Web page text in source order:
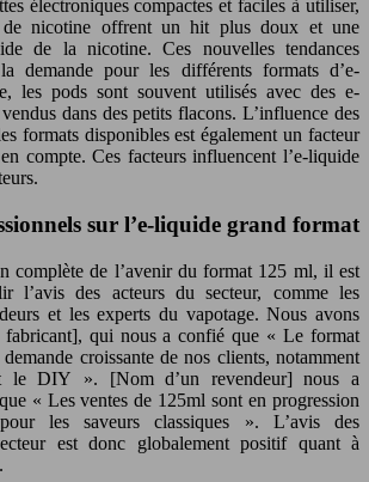
électroniques compactes et faciles à utiliser,
de nicotine offrent un hit plus doux et une
de la nicotine. Ces nouvelles tendances
demande pour les différents formats d’e-
les pods sont souvent utilisés avec des e-
dans des petits flacons. L’influence des
formats disponibles est également un facteur
compte. Ces facteurs influencent l’e-liquide
sur l’e-liquide grand format
complète de l’avenir du format 125 ml, il est
l’avis des acteurs du secteur, comme les
et les experts du vapotage. Nous avons
fabricant], qui nous a confié que « Le format
croissante de nos clients, notamment
le DIY ». [Nom d’un revendeur] nous a
« Les ventes de 125ml sont en progression
les saveurs classiques ». L’avis des
est donc globalement positif quant à